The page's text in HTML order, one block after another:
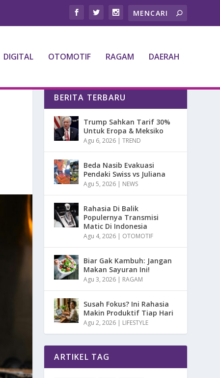
DIGITAL OTOMOTIF RAGAM DAERAH
BERITA TERBARU
Trump Sahkan Tarif 30%
Untuk Eropa & Meksiko
Agu 6, 2026 |TREND
Beda Nasib Evakuasi
Pendaki Swiss vs Juliana
Agu 5, 2026 | NEWS
Rahasia Di Balik
Populernya Transmisi
Matic Di Indonesia
Agu 4, 2026 | OTOMOTIF
Biar Gak Kambuh: Jangan
Makan Sayuran Ini!
Agu 3, 2026 | RAGAM
Susah Fokus? Ini Rahasia
Makin Produktif Tiap Hari
Agu 2, 2026 | LIFESTYLE
ARTIKEL TAG